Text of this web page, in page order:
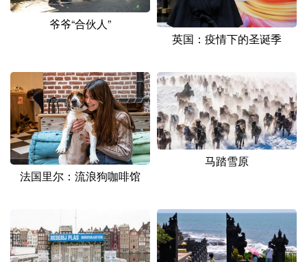
English Español Français
Русский язык 日本語 한국어
Deutsch Português
爷爷“合伙人”
英国：疫情下的圣诞季
法国里尔：流浪狗咖啡馆
马踏雪原